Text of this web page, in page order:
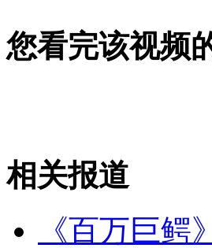
深圳警方通报5.26事故进展
山西运城恶犬咬伤多人 警民合
您看完该视频
相关报道
《百万巨鳄